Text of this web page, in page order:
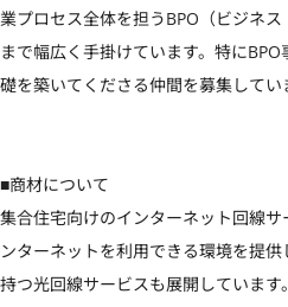
業プロセス全体を担うBPO（ビジネス
まで幅広く手掛けています。特に
礎を築いてくださる仲間を募集してい
■商材について
集合住宅向けのインターネット回線
ンターネットを利用できる環境を提
持つ光回線サービスも展開しています。